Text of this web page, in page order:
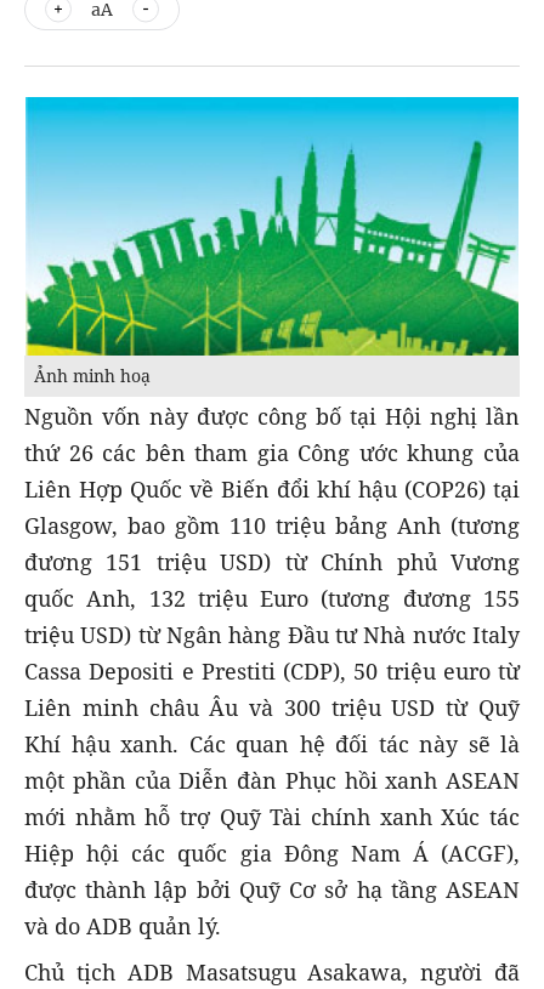
aA
Ảnh minh hoạ
Nguồn vốn này được công bố tại Hội nghị lần
thứ 26 các bên tham gia Công ước khung của
Liên Hợp Quốc về Biến đổi khí hậu (COP26) tại
Glasgow, bao gồm 110 triệu bảng Anh (tương
đương 151 triệu USD) từ Chính phủ Vương
quốc Anh, 132 triệu Euro (tương đương 155
triệu USD) từ Ngân hàng Đầu tư Nhà nước Italy
Cassa Depositi e Prestiti (CDP), 50 triệu euro từ
Liên minh châu Âu và 300 triệu USD từ Quỹ
Khí hậu xanh. Các quan hệ đối tác này sẽ là
một phần của Diễn đàn Phục hồi xanh ASEAN
mới nhằm hỗ trợ Quỹ Tài chính xanh Xúc tác
Hiệp hội các quốc gia Đông Nam Á (ACGF),
được thành lập bởi Quỹ Cơ sở hạ tầng ASEAN
và do ADB quản lý.
Chủ tịch ADB Masatsugu Asakawa, người đã